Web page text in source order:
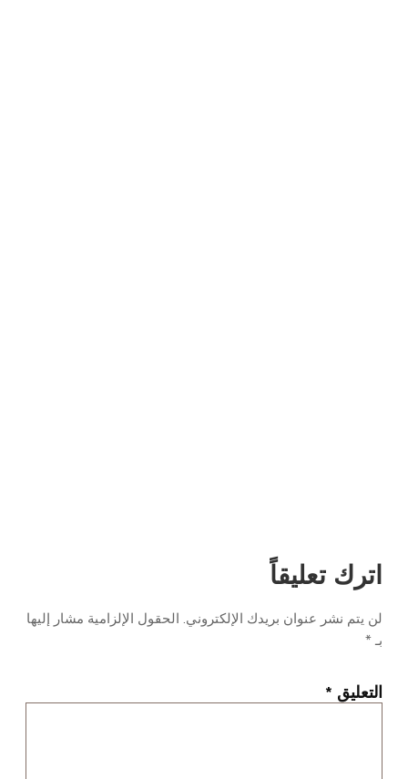
اترك تعليقاً
لن يتم نشر عنوان بريدك الإلكتروني. الحقول الإلزامية مشار إليها
بـ *
التعليق *